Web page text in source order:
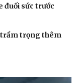
đuối sức trước
trọng thêm